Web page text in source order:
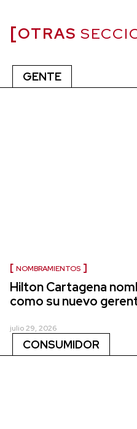
OTRAS
GENTE
NOMBRAMIENTOS
Hilton Cartagena
como su nuevo
julio 29, 2026
CONSUMIDOR